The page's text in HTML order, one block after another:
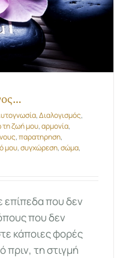
,Διαλογισμός,
ζωή μου,αρμονία,
νους,παρατηρηση,
μου,συγχώρεση,σώμα,
επίπεδα που δεν
που δεν
κάποιες φορές
πριν, τη στιγμή